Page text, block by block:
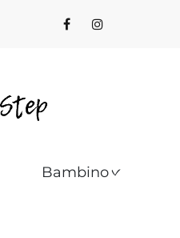
Bambino